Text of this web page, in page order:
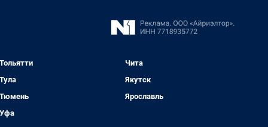
Чита
Якутск
Ярославль